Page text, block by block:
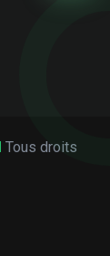
Tous droits